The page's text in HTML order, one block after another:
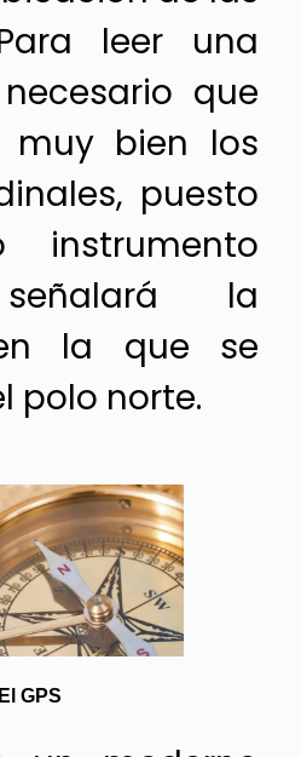
leer una
que
muy bien los
puesto
instrumento
la
la que se
polo norte.
El GPS